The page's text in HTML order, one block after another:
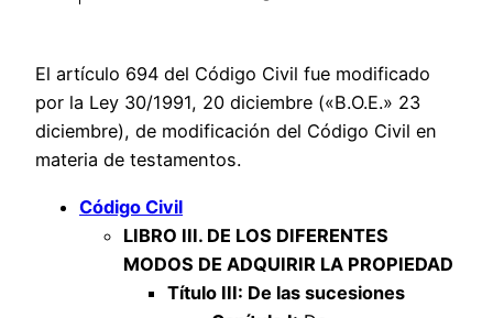
El artículo 694 del Código Civil fue modificado
por la Ley 30/1991, 20 diciembre («B.O.E.» 23
diciembre), de modificación del Código Civil en
materia de testamentos.
Código Civil
LIBRO III. DE LOS DIFERENTES
MODOS DE ADQUIRIR LA PROPIEDAD
Título III: De las sucesiones